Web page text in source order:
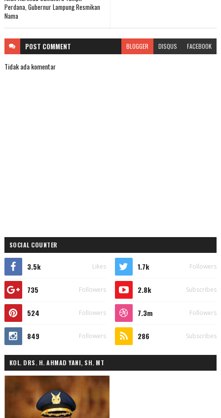
Perdana, Gubernur Lampung Resmikan
Nama
POST COMMENT BLOGGER DISQUS FACEBOOK
Tidak ada komentar
SOCIAL COUNTER
3.5k Likes 1.7k Followers
735 Followers 2.8k Subscribes
524 Followers 7.3m Followers
849 Followers 286 Subscribes
KOL. DRS. H. AHMAD YANI, SH. MT